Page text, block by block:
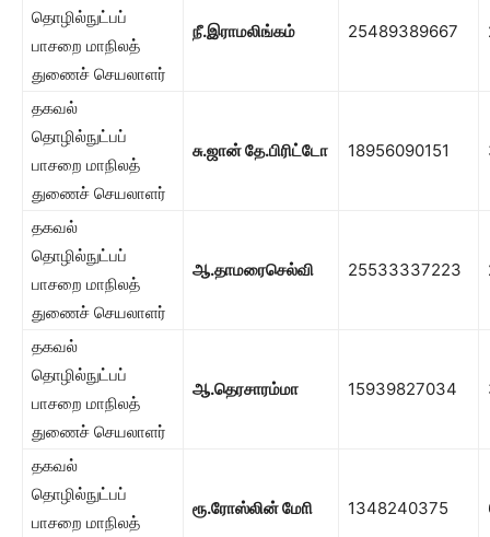
தொழில்நுட்பப்
பாசறை மாநிலத்
துணைச் செயலாளர்
நீ.இராமலிங்கம் 25489389667
தகவல்
தொழில்நுட்பப்
பாசறை மாநிலத்
துணைச் செயலாளர்
சு.ஜான் தே.பிரிட்டோ 18956090151
தகவல்
தொழில்நுட்பப்
பாசறை மாநிலத்
துணைச் செயலாளர்
ஆ.தாமரைசெல்வி 25533337223
தகவல்
தொழில்நுட்பப்
பாசறை மாநிலத்
துணைச் செயலாளர்
ஆ.தெரசாரம்மா 15939827034
தகவல்
தொழில்நுட்பப்
பாசறை மாநிலத்
ரூ.ரோஸ்லின் மோி 1348240375